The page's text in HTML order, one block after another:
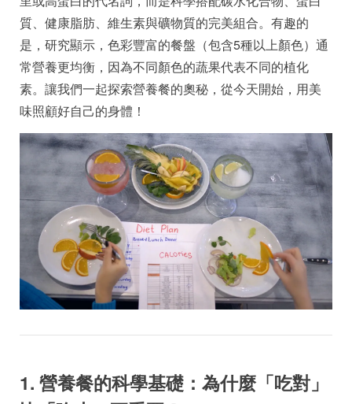
質、健康脂肪、維生素與礦物質的完美組合。有趣的
是，研究顯示，色彩豐富的餐盤（包含5種以上顏色）通
常營養更均衡，因為不同顏色的蔬果代表不同的植化
素。讓我們一起探索營養餐的奧秘，從今天開始，用美
味照顧好自己的身體！
1. 營養餐的科學基礎：為什麼「吃對」